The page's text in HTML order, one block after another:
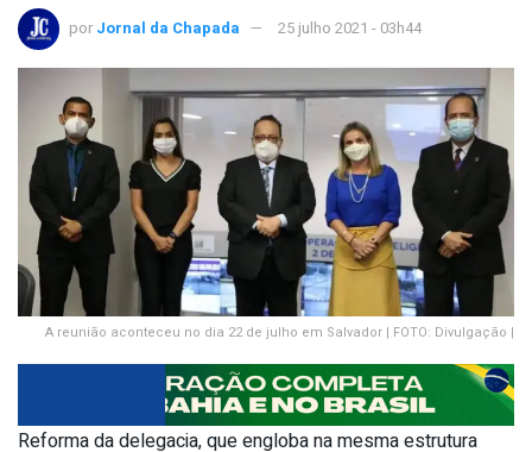
por Jornal da Chapada 25 julho 2021 - 03h44
A reunião aconteceu no dia 22 de julho em Salvador | FOTO: Divulgação |
Reforma da delegacia, que engloba na mesma estrutura